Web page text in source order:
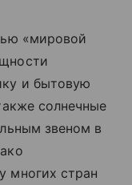
«мировой
и бытовую
солнечные
звеном в
многих стран